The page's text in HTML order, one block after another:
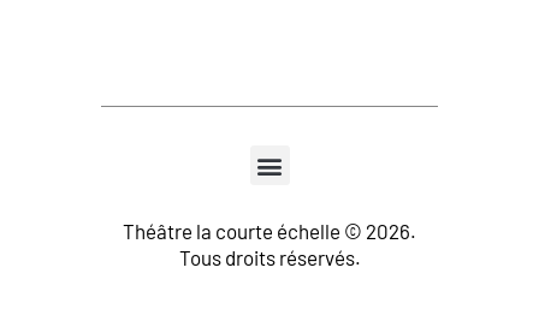
Théâtre la courte échelle © 2026.
Tous droits réservés.